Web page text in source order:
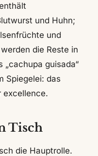
und Huhn;
und
die Reste in
„cachupa guisada“
Spiegelei: das
excellence.
Tisch
die Hauptrolle.